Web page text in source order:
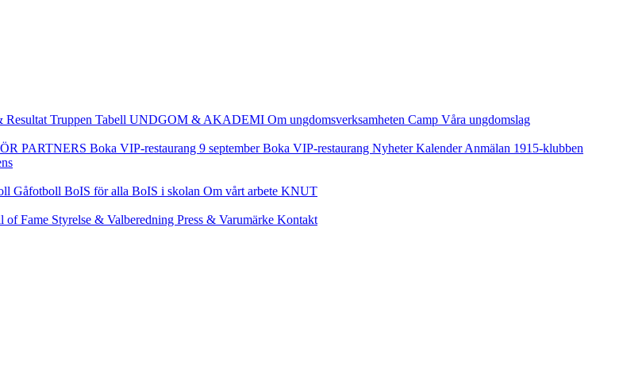
Resultat Truppen Tabell UNDGOM & AKADEMI Om ungdomsverksamheten Camp Våra ungdomslag
PARTNERS Boka VIP-restaurang 9 septemberBoka VIP-restaurang NyheterKalenderAnmälan 1915-klubben
Gåfotboll BoIS för alla BoIS i skolan Om vårt arbete KNUT
of Fame Styrelse & Valberedning Press & Varumärke Kontakt